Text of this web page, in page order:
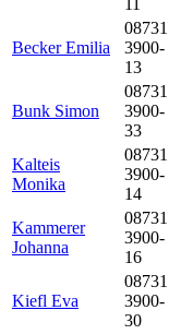
Becker Emilia
08731
3900-
13
Bunk Simon
08731
3900-
33
Kalteis
Monika
08731
3900-
14
Kammerer
Johanna
08731
3900-
16
Kiefl Eva
08731
3900-
30